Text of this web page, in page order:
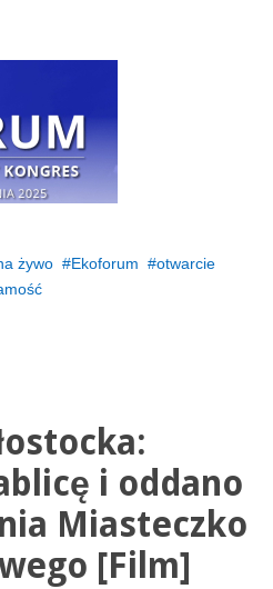
żywo Ekoforum
otwarcie
i oddano
Miasteczko
[Film]